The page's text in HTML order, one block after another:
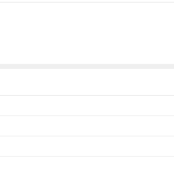
出类型的玩家可以尝试使用这一职业。【三环套日
被对方翻盘，所以学会在恰当的时机释放这一招式是